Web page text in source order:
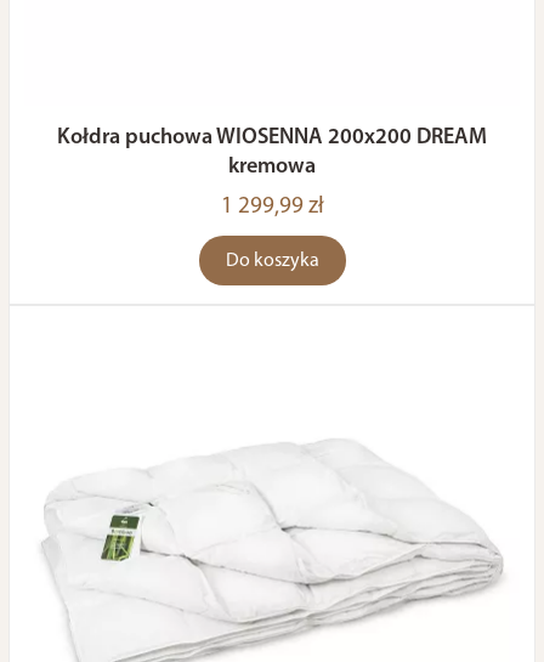
Kołdra puchowa WIOSENNA 200x200 DREAM
kremowa
1 299,99 zł
Do koszyka